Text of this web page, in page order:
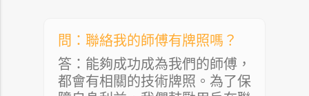
問：聯絡我的師傅有牌照嗎？
答：能夠成功成為我們的師傅，
都會有相關的技術牌照。為了保